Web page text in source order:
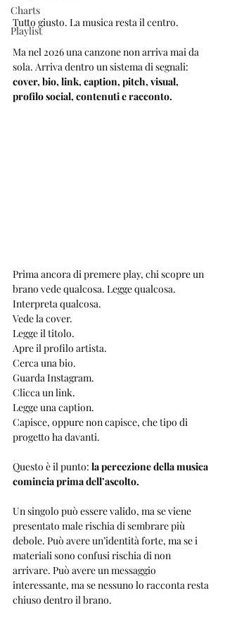
Charts
Playlist
Tutto giusto. La musica resta il centro.
Ma nel 2026 una canzone non arriva mai da
sola. Arriva dentro un sistema di segnali:
cover, bio, link, caption, pitch, visual,
profilo social, contenuti e racconto.
Prima ancora di premere play, chi scopre un
brano vede qualcosa. Legge qualcosa.
Interpreta qualcosa.
Vede la cover.
Legge il titolo.
Apre il profilo artista.
Cerca una bio.
Guarda Instagram.
Clicca un link.
Legge una caption.
Capisce, oppure non capisce, che tipo di
progetto ha davanti.
Questo è il punto: la percezione della musica
comincia prima dell’ascolto.
Un singolo può essere valido, ma se viene
presentato male rischia di sembrare più
debole. Può avere un’identità forte, ma se i
materiali sono confusi rischia di non
arrivare. Può avere un messaggio
interessante, ma se nessuno lo racconta resta
chiuso dentro il brano.